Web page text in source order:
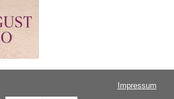
Impressum